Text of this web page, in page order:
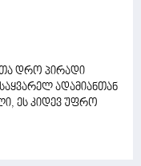
დრო პირადი
ადამიანთან
ეს კიდევ უფრო